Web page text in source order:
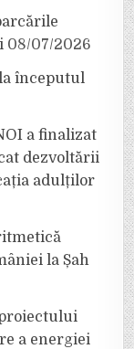
08/07/2026
începutul
a finalizat
dezvoltării
adulților
la Șah
a energiei